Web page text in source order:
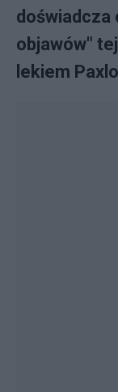
doświadcza
objawów"
lekiem